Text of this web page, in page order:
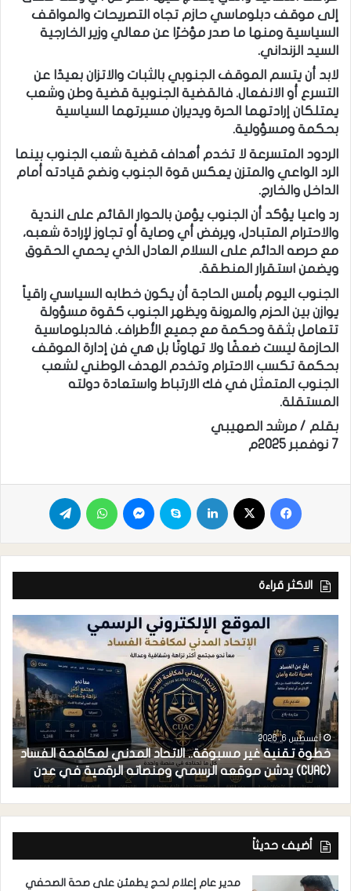
إلى موقف دبلوماسي حازم تجاه التصريحات والمواقف
السياسية ومنها ما صدر مؤخرًا عن معالي وزير الخارجية
السيد الزنداني.
لابد أن يتسم الموقف الجنوبي بالثبات والاتزان بعيدًا عن
التسرع أو الانفعال. فالقضية الجنوبية قضية وطن وشعب
يمتلكان إرادتهما الحرة ويديران مسيرتهما السياسية
بحكمة ومسؤولية.
الردود المتسرعة لا تخدم أهداف قضية شعب الجنوب بينما
الرد الواعي والمتزن يعكس قوة الجنوب ونضج قيادته أمام
الداخل والخارج.
رد واعيا يؤكد أن الجنوب يؤمن بالحوار القائم على الندية
والاحترام المتبادل، ويرفض أي وصاية أو تجاوز لإرادة شعبه،
مع حرصه الدائم على السلام العادل الذي يحمي الحقوق
ويضمن استقرار المنطقة.
الجنوب اليوم بأمس الحاجة أن يكون خطابه السياسي راقياً
يوازن بين الحزم والمرونة ويظهر الجنوب كقوة مسؤولة
تتعامل بثقة وحكمة مع جميع الأطراف. فالدبلوماسية
الحازمة ليست ضعفًا ولا تهاونًا بل هي فن إدارة الموقف
بحكمة تكسب الاحترام وتخدم الهدف الوطني لشعب
الجنوب المتمثل في فك الارتباط واستعادة دولته
المستقلة.
بقلم / مرشد الصهيبي
7 نوفمبر 2025م
الاكثر قراءة
أغسطس 6, 2026
خطوة تقنية غير مسبوقة.. الاتحاد المدني لمكافحة الفساد
(CUAC) يدشن موقعه الرسمي ومنصاته الرقمية في عدن
أضيف حديثاً
مدير عام إعلام لحج يطمئن على صحة الصحفي